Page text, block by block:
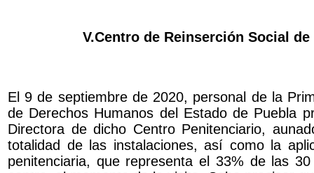
V.Centro de Reinserción Social
El 9 de septiembre de 2020, personal de la
de Derechos Humanos del Estado de Puebla
Directora de dicho Centro Penitenciario,
totalidad de las instalaciones, así como la
penitenciaria, que representa el 33% de las